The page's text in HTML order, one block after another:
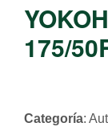
175/
Categoría: